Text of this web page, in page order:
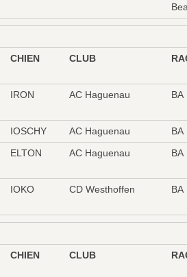
CHIEN CLUB
IRON AC Haguenau BA
IOSCHY AC Haguenau
BA
ELTON AC Haguenau BA
IOKO CD Westhoffen BA
CHIEN CLUB